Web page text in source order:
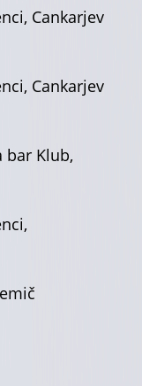
Cankarjev
Cankarjev
bar Klub,